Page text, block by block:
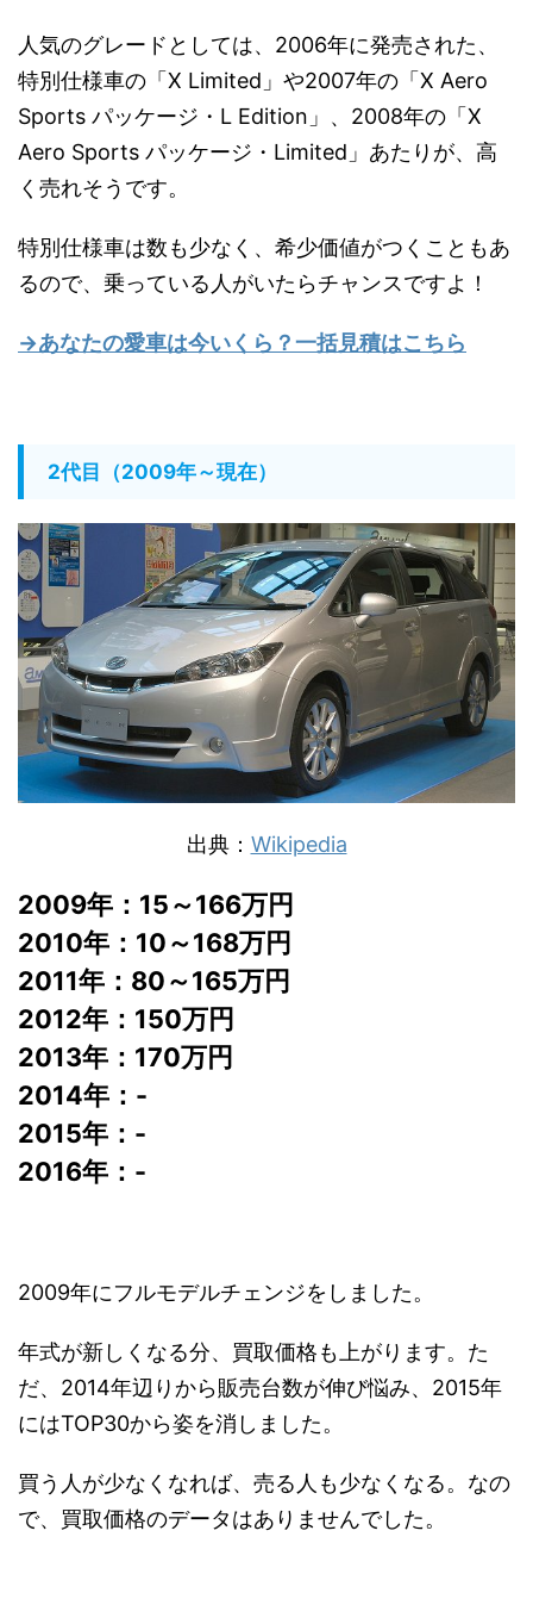
人気のグレードとしては、2006年に発売された、
特別仕様車の「X Limited」や2007年の「X Aero
Sports パッケージ・L Edition」、2008年の「X
Aero Sports パッケージ・Limited」あたりが、高
く売れそうです。
特別仕様車は数も少なく、希少価値がつくこともあ
るので、乗っている人がいたらチャンスですよ！
→あなたの愛車は今いくら？一括見積はこちら
2代目（2009年～現在）
出典： Wikipedia
2009年：15～166万円
2010年：10～168万円
2011年：80～165万円
2012年：150万円
2013年：170万円
2014年：-
2015年：-
2016年：-
2009年にフルモデルチェンジをしました。
年式が新しくなる分、買取価格も上がります。た
だ、2014年辺りから販売台数が伸び悩み、2015年
にはTOP30から姿を消しました。
買う人が少なくなれば、売る人も少なくなる。なの
で、買取価格のデータはありませんでした。